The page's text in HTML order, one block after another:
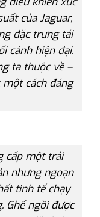
của Jaguar,
đặc trưng tái
cảnh hiện đại.
ta thuộc về –
cách đáng
cấp một trải
nhưng ngoạn
tinh tế chạy
Ghế ngồi được